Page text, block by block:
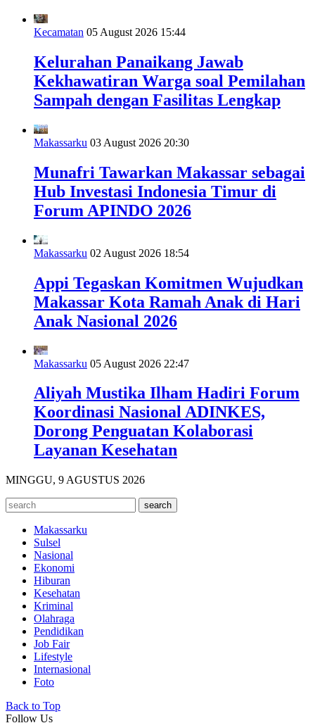
Kecamatan 05 August 2026 15:44
Kelurahan Panaikang Jawab
Kekhawatiran Warga soal Pemilahan
Sampah dengan Fasilitas Lengkap
Makassarku 03 August 2026 20:30
Munafri Tawarkan Makassar sebagai
Hub Investasi Indonesia Timur di
Forum APINDO 2026
Makassarku 02 August 2026 18:54
Appi Tegaskan Komitmen Wujudkan
Makassar Kota Ramah Anak di Hari
Anak Nasional 2026
Makassarku 05 August 2026 22:47
Aliyah Mustika Ilham Hadiri Forum
Koordinasi Nasional ADINKES,
Dorong Penguatan Kolaborasi
Layanan Kesehatan
MINGGU, 9 AGUSTUS 2026
Makassarku
Sulsel
Nasional
Ekonomi
Hiburan
Kesehatan
Kriminal
Olahraga
Pendidikan
Job Fair
Lifestyle
Internasional
Foto
Back to Top
Follow Us